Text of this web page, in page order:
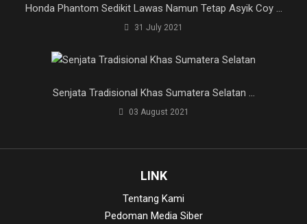
Honda Phantom Sedikit Lawas Namun Tetap Asyik Coy ...
31 July 2021
Senjata Tradisional Khas Sumatera Selatan ...
03 August 2021
LINK
Tentang Kami
Pedoman Media Siber